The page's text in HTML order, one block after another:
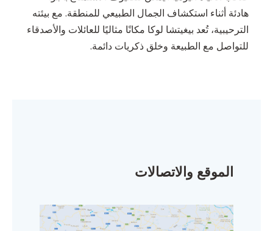
هادئة أثناء استكشاف الجمال الطبيعي للمنطقة. مع بيئته
الترحيبية، تُعد بيغيتشا لوكا مكانًا مثاليًا للعائلات والأصدقاء
للتواصل مع الطبيعة وخلق ذكريات دائمة.
الموقع والاتصالات